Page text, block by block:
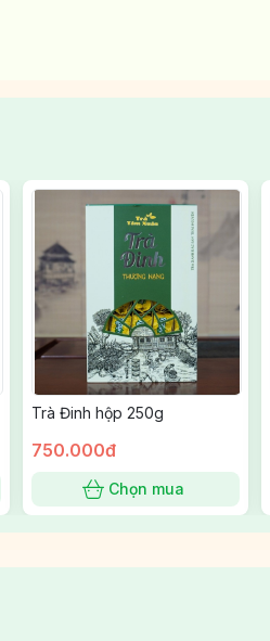
Trà Đinh hộp 250g
750.000đ
Chọn mua